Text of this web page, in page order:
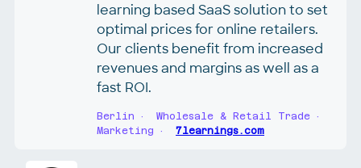
learning based SaaS solution to set
optimal prices for online retailers.
Our clients benefit from increased
revenues and margins as well as a
fast ROI.
Berlin
Wholesale & Retail Trade
Marketing
7learnings.com